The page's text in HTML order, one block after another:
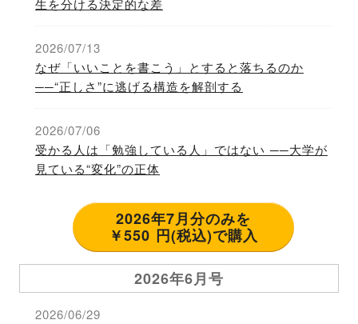
生を分ける決定的な差
2026/07/13
なぜ「いいことを書こう」とすると落ちるのか
──“正しさ”に逃げる構造を解剖する
2026/07/06
受かる人は「勉強している人」ではない ──大学が
見ている“変化”の正体
2026年7月分のみを
￥550 円(税込)で購入
2026年6月号
2026/06/29